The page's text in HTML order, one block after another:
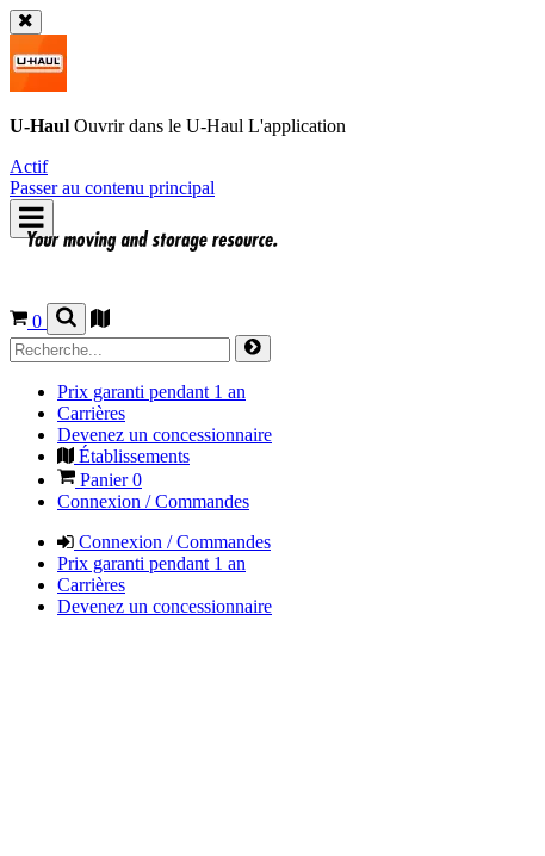
U-Haul Ouvrir dans le U-Haul L'application
Actif
Passer au contenu principal
0
Prix garanti pendant 1 an
Carrières
Devenez un concessionnaire
Établissements
Panier0
Connexion / Commandes
Connexion / Commandes
Prix garanti pendant 1 an
Carrières
Devenez un concessionnaire